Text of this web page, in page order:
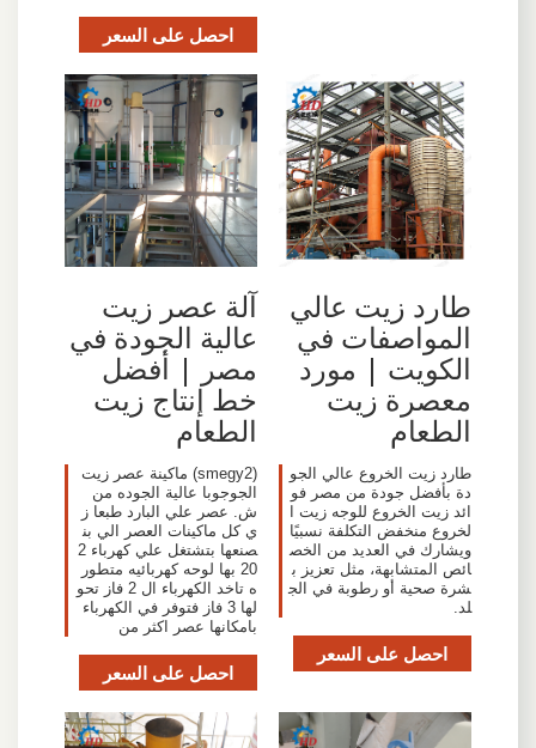
احصل على السعر
طارد زيت عالي
المواصفات في
الكويت | مورد
معصرة زيت
الطعام
طارد زيت الخروع عالي الجو
دة بأفضل جودة من مصر فو
ائد زيت الخروع للوجه زيت ا
لخروع منخفض التكلفة نسبيًا
ويشارك في العديد من الخص
ائص المتشابهة، مثل تعزيز ب
شرة صحية أو رطوبة في الج
لد.
احصل على السعر
آلة عصر زيت
عالية الجودة في
مصر | أفضل
خط إنتاج زيت
الطعام
(smegy2) ماكينة عصر زيت
الجوجوبا عالية الجوده من
ش. عصر علي البارد طبعا ز
ي كل ماكينات العصر الي بن
صنعها بتشتغل علي كهرباء 2
20 بها لوحه كهربائيه متطور
ه تاخد الكهرباء ال 2 فاز تحو
لها 3 فاز فتوفر في الكهرباء
بامكانها عصر اكثر من
احصل على السعر